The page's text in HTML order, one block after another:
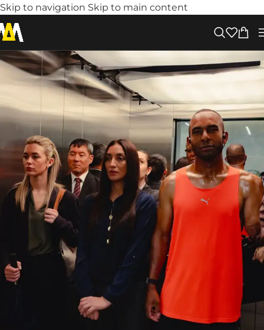
Skip to navigation Skip to main content
TRČANJE,ZANIMLJIVOSTI
Trčanje kao euforija – Pumina nova
reklama će vas motivisati
Posted by
djordje
21. Marta 2025.
PUMA je lansirala jednu od svojih najsmješnijih i
najosvježavajućih kampanja do sada –
Go Wild
. Umjesto
poznatih lica i profesionalnih sportista, u centru pažnje
su obični ljudi koji trčanjem oslobađaju svoju unutrašnju
Foto: Puma.com
Reklama prikazuje svakodnevne scene – trčanje sa
psom, mama sa kolicima, muškarac koji umjesto
ključeva bira patike – sve to uz preradu kultne pjesme